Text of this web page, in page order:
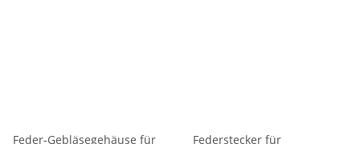
Feder-Gebläsegehäuse für
Federstecker für